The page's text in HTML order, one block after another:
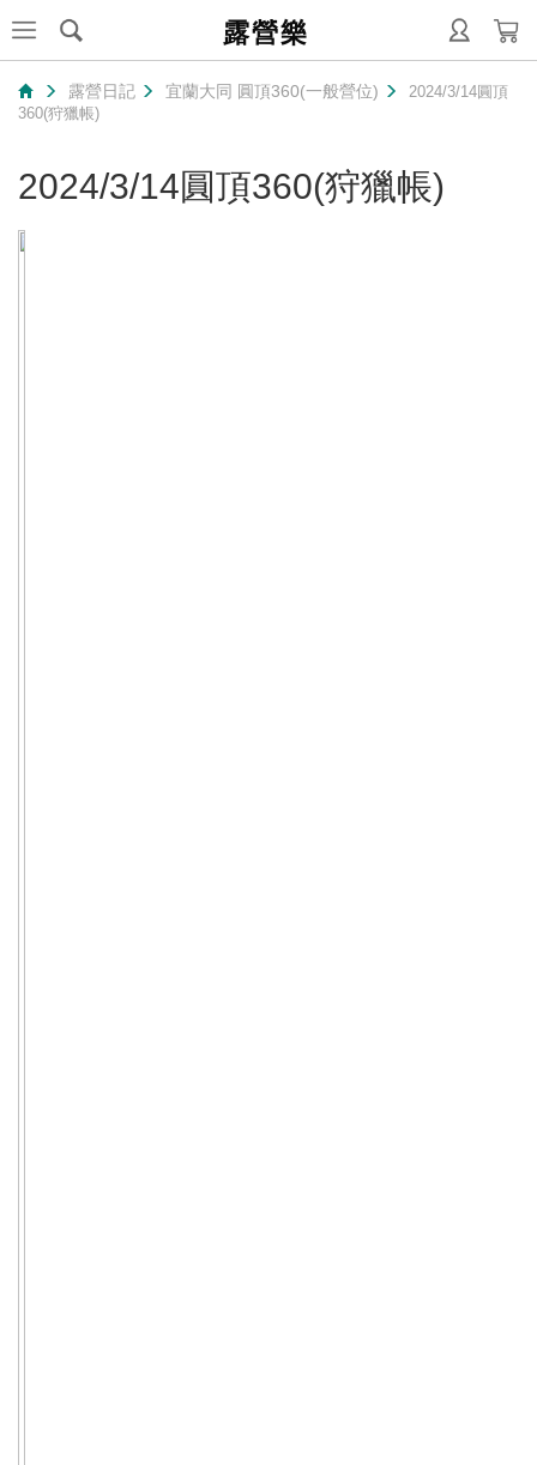
露營樂
露營日記 宜蘭大同 圓頂360(一般營位)
2024/3/14圓頂
360(狩獵帳)
2024/3/14圓頂360(狩獵帳)